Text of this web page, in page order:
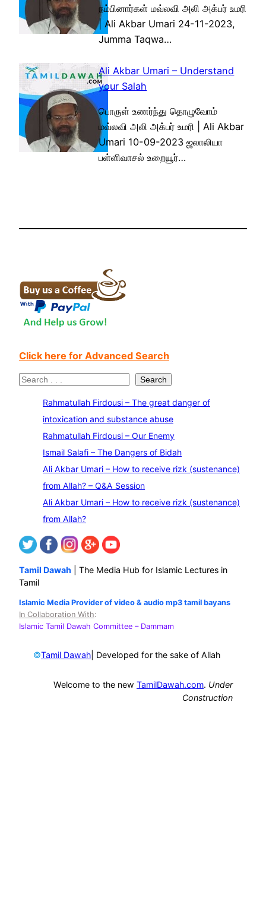
நம்பினார்கள் மவ்லவி அலி அக்பர் உமரி
| Ali Akbar Umari 24-11-2023,
Jumma Taqwa…
Ali Akbar Umari – Understand
your Salah
பொருள் உணர்ந்து தொழுவோம்
மவ்லவி அலி அக்பர் உமரி | Ali Akbar
Umari 10-09-2023 ஜலாலியா
பள்ளிவாசல் உறையூர்…
Click here for Advanced Search
S
Search
Rahmatullah Firdousi – The great danger of
intoxication and substance abuse
Rahmatullah Firdousi – Our Enemy
Ismail Salafi – The Dangers of Bidah
Ali Akbar Umari – How to receive rizk (sustenance)
from Allah? – Q&A Session
Ali Akbar Umari – How to receive rizk (sustenance)
from Allah?
Tamil Dawah | The Media Hub for Islamic Lectures in
Tamil
Islamic Media Provider of video & audio mp3 tamil bayans
In Collaboration With:
Islamic Tamil Dawah Committee – Dammam
©Tamil Dawah | Developed for the sake of Allah
Welcome to the new TamilDawah.com. Under
Construction